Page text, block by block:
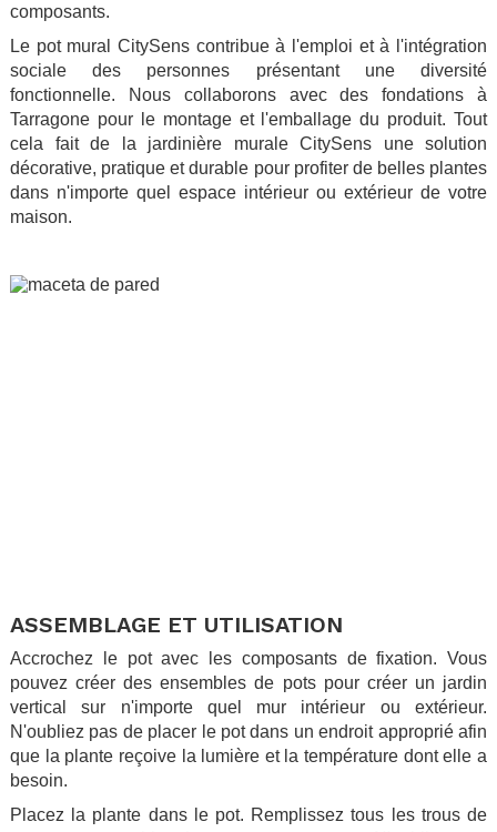
composants.
Le pot mural CitySens contribue à l'emploi et à l'intégration
sociale des personnes présentant une diversité
fonctionnelle. Nous collaborons avec des fondations à
Tarragone pour le montage et l'emballage du produit. Tout
cela fait de la jardinière murale CitySens une solution
décorative, pratique et durable pour profiter de belles plantes
dans n'importe quel espace intérieur ou extérieur de votre
maison.
ASSEMBLAGE ET UTILISATION
Accrochez le pot avec les composants de fixation. Vous
pouvez créer des ensembles de pots pour créer un jardin
vertical sur n'importe quel mur intérieur ou extérieur.
N'oubliez pas de placer le pot dans un endroit approprié afin
que la plante reçoive la lumière et la température dont elle a
besoin.
Placez la plante dans le pot. Remplissez tous les trous de